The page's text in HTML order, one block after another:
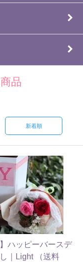
品
新着順
】ハッピーバースデ
｜Light （送料